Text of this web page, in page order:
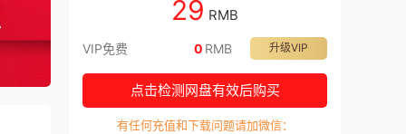
29 RMB
VIP免费 升级VIP
0 RMB
点击检测网盘有效后购买
有任何充值和下载问题请加微信：